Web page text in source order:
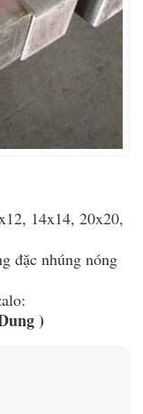
14x14, 20x20,
đặc nhúng nóng
)